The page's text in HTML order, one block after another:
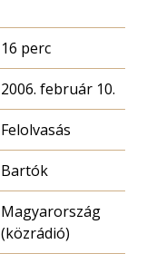
16 perc
2006. február 10.
Felolvasás
Bartók
Magyarország
(közrádió)